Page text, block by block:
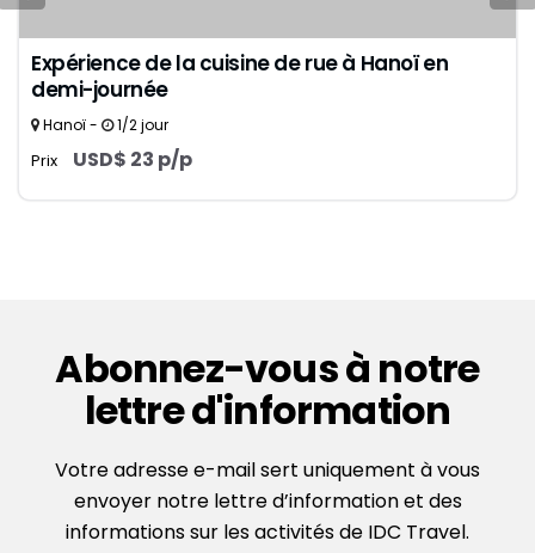
Expérience de la cuisine de rue à Hanoï en
demi-journée
Hanoï - 1/2 jour
Prix USD$ 23 p/p
Abonnez-vous à notre
lettre d'information
Votre adresse e-mail sert uniquement à vous
envoyer notre lettre d’information et des
informations sur les activités de IDC Travel.